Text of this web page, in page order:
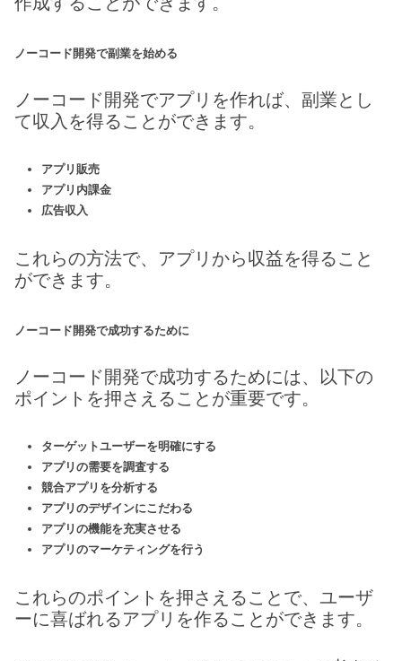
ノーコード開発で副業を始める
ノーコード開発でアプリを作れば、副業とし
て収入を得ることができます。
アプリ販売
アプリ内課金
広告収入
これらの方法で、アプリから収益を得ること
ができます。
ノーコード開発で成功するために
ノーコード開発で成功するためには、以下の
ポイントを押さえることが重要です。
ターゲットユーザーを明確にする
アプリの需要を調査する
競合アプリを分析する
アプリのデザインにこだわる
アプリの機能を充実させる
アプリのマーケティングを行う
これらのポイントを押さえることで、ユーザ
ーに喜ばれるアプリを作ることができます。